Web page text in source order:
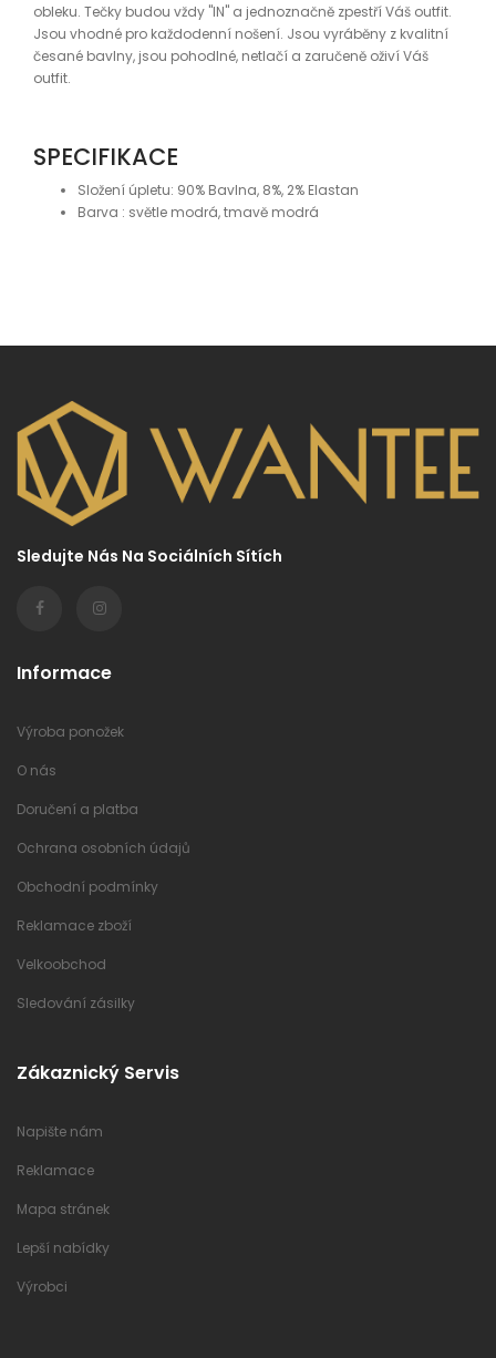
obleku. Tečky budou vždy "IN" a jednoznačně zpestří Váš outfit.
Jsou vhodné pro každodenní nošení. Jsou vyráběny z kvalitní
česané bavlny, jsou pohodlné, netlačí a zaručeně oživí Váš
outfit.
SPECIFIKACE
Složení úpletu: 90% Bavlna, 8%, 2% Elastan
Barva : světle modrá, tmavě modrá
Sledujte Nás Na Sociálních Sítích
Informace
Výroba ponožek
O nás
Doručení a platba
Ochrana osobních údajů
Obchodní podmínky
Reklamace zboží
Velkoobchod
Sledování zásilky
Zákaznický Servis
Napište nám
Reklamace
Mapa stránek
Lepší nabídky
Výrobci